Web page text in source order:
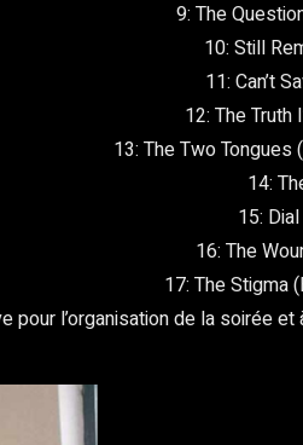
9: The
10: Still
11: Can’t
12: The Truth
13: The Two Tongues
14:
15:
16: The
17: The Stigma
l’organisation de la soirée et